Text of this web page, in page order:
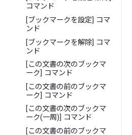
コマンド
[ブックマークを設定] コマ
ンド
[ブックマークを解除] コマ
ンド
[この文書の次のブックマ
ーク] コマンド
[この文書の前のブックマ
ーク] コマンド
[この文書の次のブックマ
ーク(一周)] コマンド
[この文書の前のブックマ